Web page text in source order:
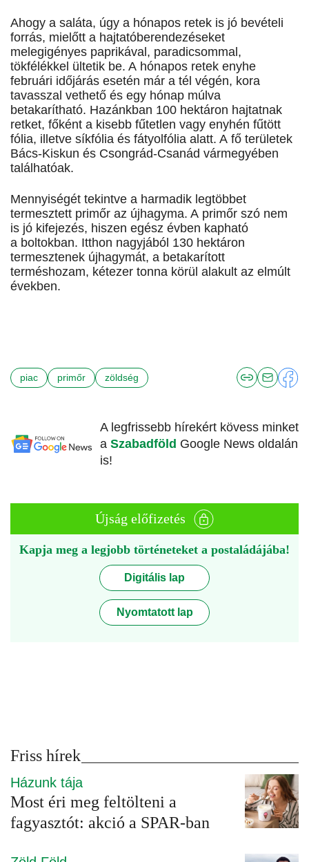
Ahogy a saláta, úgy a hónapos retek is jó bevételi
forrás, mielőtt a hajtatóberendezéseket
melegigényes paprikával, paradicsommal,
tökfélékkel ültetik be. A hónapos retek enyhe
februári időjárás esetén már a tél végén, kora
tavasszal vethető és egy hónap múlva
betakarítható. Hazánkban 100 hektáron hajtatnak
retket, főként a kisebb fűtetlen vagy enyhén fűtött
fólia, illetve síkfólia és fátyolfólia alatt. A fő területek
Bács-Kiskun és Csongrád-Csanád vármegyében
találhatóak.
Mennyiségét tekintve a harmadik legtöbbet
termesztett primőr az újhagyma. A primőr szó nem
is jó kifejezés, hiszen egész évben kapható
a boltokban. Itthon nagyjából 130 hektáron
termesztenek újhagymát, a betakarított
terméshozam, kétezer tonna körül alakult az elmúlt
években.
piac primőr zöldség
A legfrissebb hírekért kövess minket
a Szabadföld Google News oldalán
is!
Újság előfizetés
Kapja meg a legjobb történeteket a postaládájába!
Digitális lap
Nyomtatott lap
Friss hírek
Házunk tája
Most éri meg feltölteni a
fagyasztót: akció a SPAR-ban